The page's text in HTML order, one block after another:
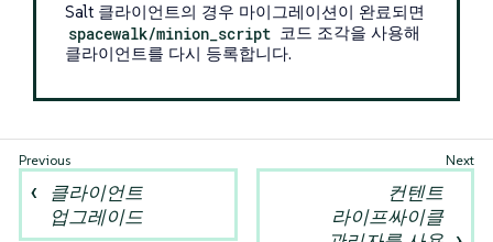
Salt 클라이언트의 경우 마이그레이션이 완료되면
spacewalk/minion_script 코드 조각을 사용해
클라이언트를 다시 등록합니다.
클라이언트
업그레이드
컨텐트
라이프싸이클